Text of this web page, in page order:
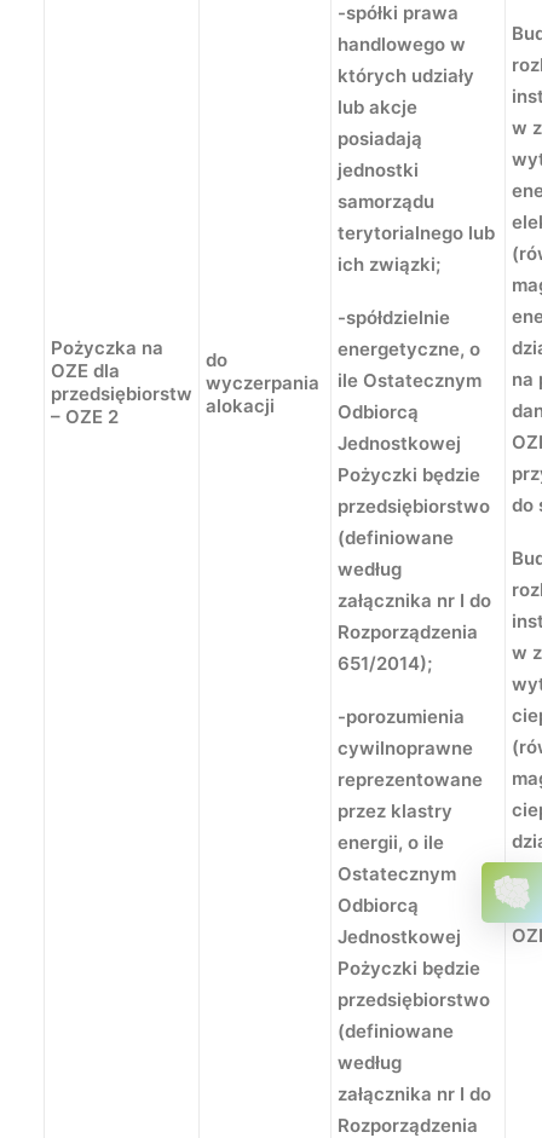
Pożyczka na
OZE dla
przedsiębiorstw
– OZE 2
do
wyczerpania
alokacji
-spółki prawa
handlowego w
których udziały
lub akcje
posiadają
jednostki
samorządu
terytorialnego lub
ich związki;
-spółdzielnie
energetyczne, o
ile Ostatecznym
Odbiorcą
Jednostkowej
Pożyczki będzie
przedsiębiorstwo
(definiowane
według
załącznika nr I do
Rozporządzenia
651/2014);
-porozumienia
cywilnoprawne
reprezentowane
przez klastry
energii, o ile
Ostatecznym
Odbiorcą
Jednostkowej
Pożyczki będzie
przedsiębiorstwo
(definiowane
według
załącznika nr I do
Rozporządzenia
w
na
do
w
na